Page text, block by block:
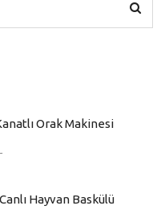
Orak Makinesi
Hayvan Baskülü